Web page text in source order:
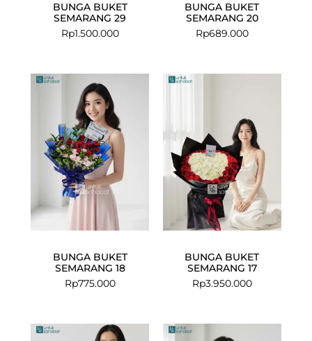
BUNGA BUKET
SEMARANG 29
Rp1.500.000
BUNGA BUKET
SEMARANG 20
Rp689.000
BUNGA BUKET
SEMARANG 18
Rp775.000
BUNGA BUKET
SEMARANG 17
Rp3.950.000